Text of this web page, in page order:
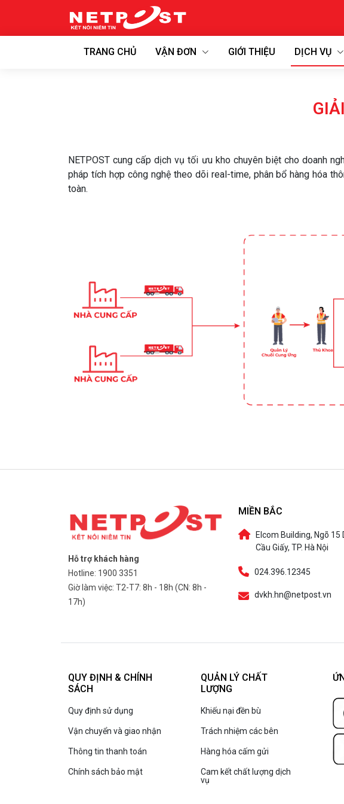
TRANG CHỦ VẬN ĐƠN GIỚI THIỆU DỊCH VỤ
NETPOST cung cấp dịch vụ tối ưu kho chuyên biệt cho doanh
pháp tích hợp công nghệ theo dõi real-time, phân bổ hàng hóa
toàn.
Hỗ trợ khách hàng
Hotline: 1900 3351
Giờ làm việc: T2-T7: 8h - 18h (CN: 8h -
17h)
MIỀN BẮC
Elcom Building, Ngõ 15
Cầu Giấy, TP. Hà Nội
024.396.12345
dvkh.hn@netpost.vn
QUY ĐỊNH & CHÍNH
SÁCH
Quy định sử dụng
Vận chuyển và giao nhận
Thông tin thanh toán
Chính sách bảo mật
QUẢN LÝ CHẤT
LƯỢNG
Khiếu nại đền bù
Trách nhiệm các bên
Hàng hóa cấm gửi
Cam kết chất lượng dịch
vụ